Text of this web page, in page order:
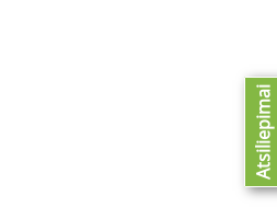
Atsiliepimai